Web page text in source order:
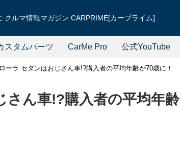
クルマ情報マガジン CARPRIME[カープライム]
スタムパーツ CarMe Pro 公式YouTube
ーラ セダンはおじさん車!?購入者の平均年齢が70歳に！
さん車!?購入者の平均年齢